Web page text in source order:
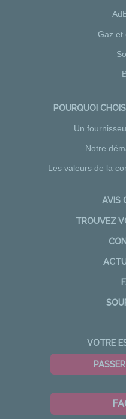
Gaz et
POURQUOI
Un
Notre
Les valeurs de la
AVIS
TROUVEZ
VOTRE